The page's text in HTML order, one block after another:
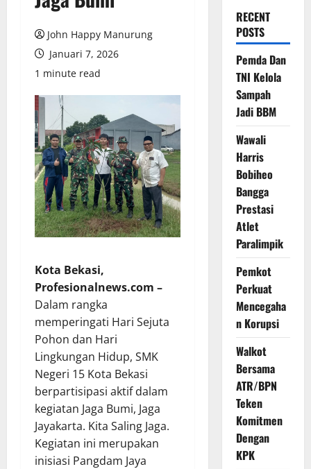
John Happy Manurung
Januari 7, 2026
1 minute read
Kota Bekasi,
Profesionalnews.com –
Dalam rangka
memperingati Hari Sejuta
Pohon dan Hari
Lingkungan Hidup, SMK
Negeri 15 Kota Bekasi
berpartisipasi aktif dalam
kegiatan Jaga Bumi, Jaga
Jayakarta. Kita Saling Jaga.
Kegiatan ini merupakan
inisiasi Pangdam Jaya
RECENT
POSTS
Pemda Dan
TNI Kelola
Sampah
Jadi BBM
Wawali
Harris
Bobiheo
Bangga
Prestasi
Atlet
Paralimpik
Pemkot
Perkuat
Mencegaha
n Korupsi
Walkot
Bersama
ATR/BPN
Teken
Komitmen
Dengan
KPK